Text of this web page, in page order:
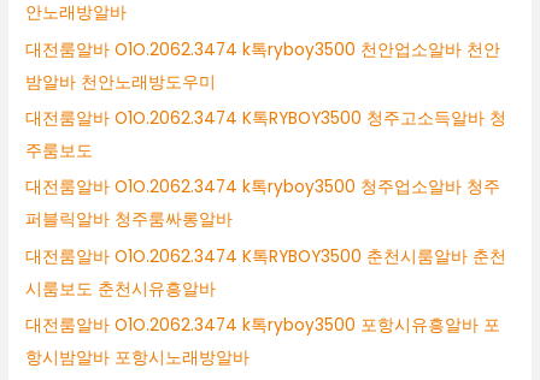
안노래방알바
대전룸알바 O1O.2062.3474 k톡ryboy3500 천안업소알바 천안
밤알바 천안노래방도우미
대전룸알바 O1O.2062.3474 K톡RYBOY3500 청주고소득알바 청
주룸보도
대전룸알바 O1O.2062.3474 k톡ryboy3500 청주업소알바 청주
퍼블릭알바 청주룸싸롱알바
대전룸알바 O1O.2062.3474 K톡RYBOY3500 춘천시룸알바 춘천
시룸보도 춘천시유흥알바
대전룸알바 O1O.2062.3474 k톡ryboy3500 포항시유흥알바 포
항시밤알바 포항시노래방알바